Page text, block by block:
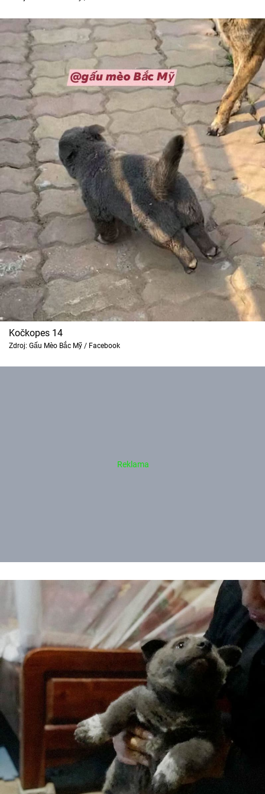
Kočkopes 14
Zdroj: Gấu Mèo Bắc Mỹ / Facebook